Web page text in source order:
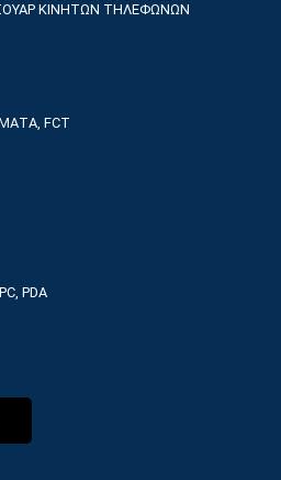
ΚΙΝΗΤΩΝ ΤΗΛΕΦΩΝΩΝ
FCT
PDA